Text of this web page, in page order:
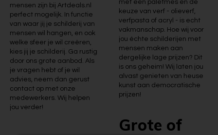
mensen zijn bij Artdeals.nl
perfect mogelijk. In functie
van waar jij je schilderij van
mensen wil hangen, en ook
welke sfeer je wil creëren,
kies jij je schilderij. Ga rustig
door ons grote aanbod. Als
je vragen hebt of je wil
advies, neem dan gerust
contact op met onze
medewerkers. Wij helpen
jou verder!
met een paletmes en de
keuze van verf - olieverf,
verfpasta of acryl - is echt
vakmanschap. Hoe wij voor
jou échte schilderijen met
mensen maken aan
dergelijke lage prijzen? Dit
is ons geheim! Wij laten jou
alvast genieten van heuse
kunst aan democratische
prijzen!
Grote of